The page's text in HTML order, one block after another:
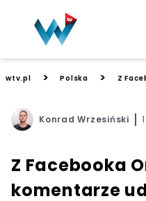
wtv.pl > Polska > Z
Konrad Wrzesiński
Z Facebooka
komentarze